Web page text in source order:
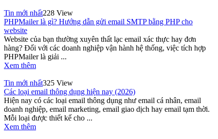
Tin mới nhất228 View
PHPMailer là gì? Hướng dẫn gửi email SMTP bằng PHP cho
website
Website của bạn thường xuyên thất lạc email xác thực hay đơn
hàng? Đối với các doanh nghiệp vận hành hệ thống, việc tích hợp
PHPMailer là giải ...
Xem thêm
Tin mới nhất325 View
Các loại email thông dụng hiện nay (2026)
Hiện nay có các loại email thông dụng như email cá nhân, email
doanh nghiệp, email marketing, email giao dịch hay email tạm thời.
Mỗi loại được thiết kế cho ...
Xem thêm